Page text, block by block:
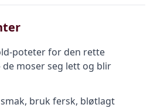
poteter for den rette
de moser seg lett og blir
bruk fersk, bløtlagt